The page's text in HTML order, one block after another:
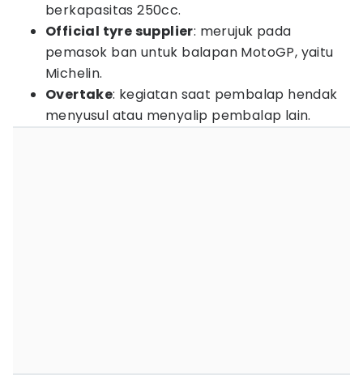
berkapasitas 250cc.
Official tyre supplier: merujuk pada
pemasok ban untuk balapan MotoGP, yaitu
Michelin.
Overtake: kegiatan saat pembalap hendak
menyusul atau menyalip pembalap lain.